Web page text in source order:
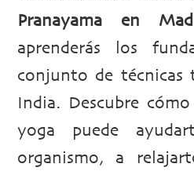
Pranayama en
aprenderás los
conjunto de técnicas
India. Descubre
yoga puede
organismo, a